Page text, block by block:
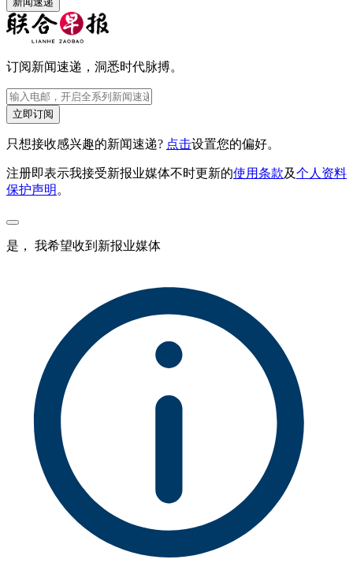
订阅新闻速递，洞悉时代脉搏。
立即订阅
只想接收感兴趣的新闻速递? 点击设置您的偏好。
注册即表示我接受新报业媒体不时更新的使用条款及个人资料
保护声明 。
是， 我希望收到新报业媒体